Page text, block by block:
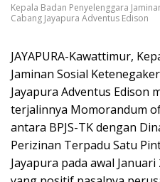
Kepala Badan Penyelenggara
Cabang Jayapura Adventus Edison
JAYAPURA-Kawattimur,
Jaminan Sosial
Jayapura Adventus Edison
terjalinnya Momorandum
antara BPJS-TK dengan
Perizinan Terpadu Satu
Jayapura pada awal